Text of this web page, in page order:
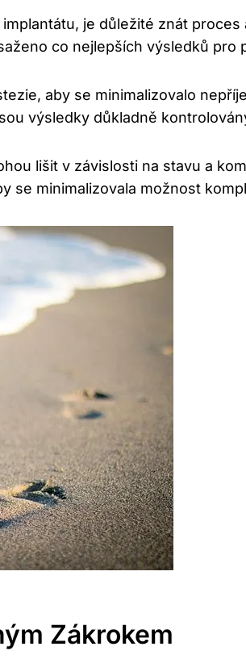
je důležité znát
co nejlepších výsledků pro
aby se minimalizovalo
výsledky důkladně
lišit v závislosti na stavu a
se minimalizovala možnost
Zákrokem